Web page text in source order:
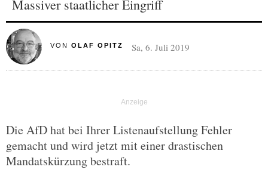
Massiver staatlicher Eingriff
VON OLAF OPITZ Sa, 6. Juli 2019
Die AfD hat bei Ihrer Listenaufstellung Fehler
gemacht und wird jetzt mit einer drastischen
Mandatskürzung bestraft.